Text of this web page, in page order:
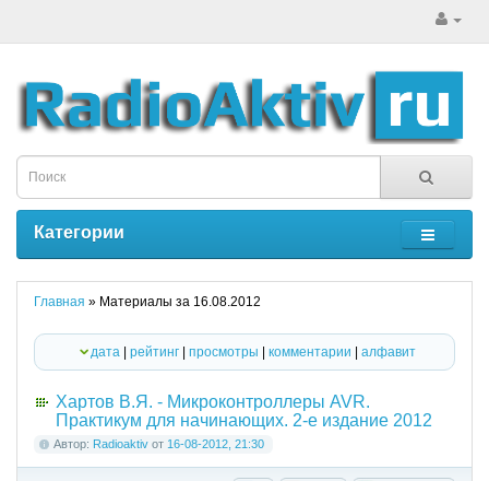
Категории
Главная » Материалы за 16.08.2012
дата | рейтинг| просмотры | комментарии | алфавит
Хартов В.Я. - Микроконтроллеры AVR.
Практикум для начинающих. 2-е издание 2012
Автор: Radioaktiv от 16-08-2012, 21:30